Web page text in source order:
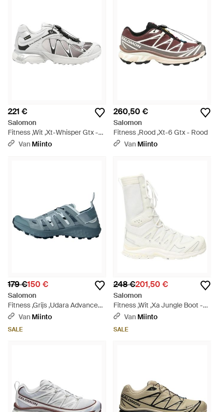
221 €
Salomon
Fitness ,Wit ,Xt-Whisper Gtx -
Wit Van Miinto
260,50 €
Salomon
Fitness ,Rood ,Xt-6 Gtx - Rood
Van Miinto
179 €150 €
Salomon
Fitness ,Grijs ,Udara Advanced
Sneakers - Blauw
Van Miinto
SALE
248 €201,50 €
Salomon
Fitness ,Wit ,Xa Jungle Boot -
Wit Van Miinto
SALE